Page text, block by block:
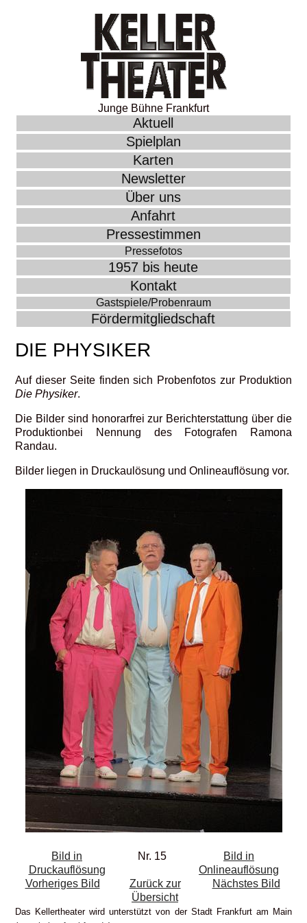
Junge Bühne Frankfurt
Aktuell
Spielplan
Karten
Newsletter
Über uns
Anfahrt
Pressestimmen
Pressefotos
1957 bis heute
Kontakt
Gastspiele/Probenraum
Fördermitgliedschaft
DIE PHYSIKER
Auf dieser Seite finden sich Probenfotos zur Produktion
Die Physiker.
Die Bilder sind honorarfrei zur Berichterstattung über die
Produktionbei Nennung des Fotografen Ramona
Randau.
Bilder liegen in Druckaulösung und Onlineauflösung vor.
Bild in
Druckauflösung
Nr. 15
Bild in
Onlineauflösung
Vorheriges Bild
Zurück zur
Übersicht
Nächstes Bild
Das Kellertheater wird unterstützt von der Stadt Frankfurt am Main